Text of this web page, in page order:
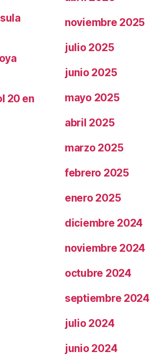
20 en
noviembre 2025
julio 2025
junio 2025
mayo 2025
abril 2025
marzo 2025
febrero 2025
enero 2025
diciembre 2024
noviembre 2024
octubre 2024
septiembre 2024
julio 2024
junio 2024